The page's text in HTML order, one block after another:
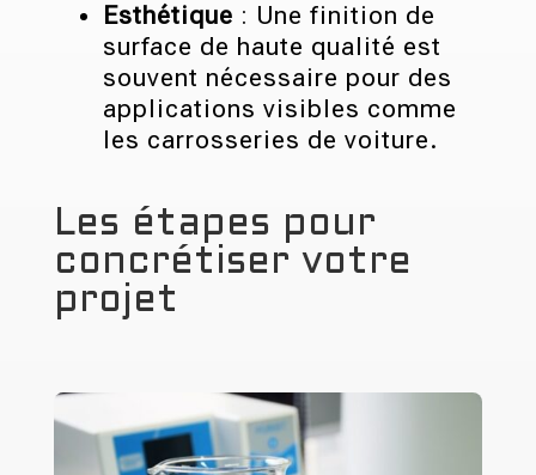
Esthétique : Une finition de
surface de haute qualité est
souvent nécessaire pour des
applications visibles comme
les carrosseries de voiture.
Les étapes pour
concrétiser votre
projet